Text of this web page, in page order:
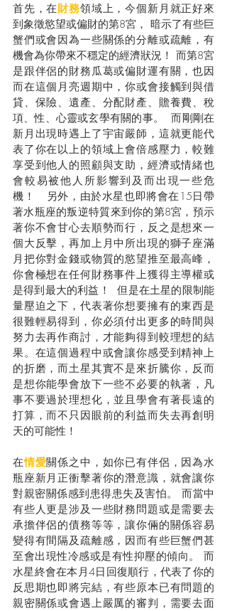
首先，在財務領域上，今個新月就正好來
到象徵慾望或偏財的第8宮， 暗示了有些巨
蟹們或會因為一些關係的分離或疏離，有
機會為你帶來不穩定的經濟狀況！ 而第8宮
是跟伴侶的財務瓜葛或偏財運有關，也因
而在這個月亮週期中，你或會接觸到與借
貸、保險、遺產、分配財產、贍養費、稅
項、性、心靈或玄學有關的事。  而剛剛在
新月出現時遇上了宇宙嚴師，這就更能代
表了你在以上的領域上會倍感壓力，較難
享受到他人的照顧與支助，經濟或情緒也
會較易被他人所影響到及而出現一些危
機！   另外，由於水星也即將會在15日帶
著水瓶座的叛逆特質來到你的第8宮，預示
著你不會甘心去順勢而行，反之是想來一
個大反擊，再加上月中所出現的獅子座滿
月把你對金錢或物質的慾望推至最高峰，
你會極想在任何財務事件上獲得主導權或
是得到最大的利益！  但是在土星的限制能
量壓迫之下，代表著你想要擁有的東西是
很難輕易得到，你必須付出更多的時間與
努力去再作商討，才能夠得到較理想的結
果。在這個過程中或會讓你感受到精神上
的折磨，而土星其實不是來折騰你，反而
是想你能學會放下一些不必要的執著，凡
事不要過於理想化，並且學會有著長遠的
打算，而不只因眼前的利益而失去再創明
天的可能性！
在情愛關係之中，如你已有伴侶，因為水
瓶座新月正衝擊著你的潛意識，就會讓你
對親密關係感到患得患失及害怕。 而當中
有些人更是涉及一些財務問題或是需要去
承擔伴侶的債務等等，讓你倆的關係容易
變得有間隔及疏離感，因而有些巨蟹們甚
至會出現性冷感或是有性抑壓的傾向。 而
水星終會在本月4日回復順行，代表了你的
反思期也即將完結，有些原本已有問題的
親密關係或會遇上嚴厲的審判，需要去面